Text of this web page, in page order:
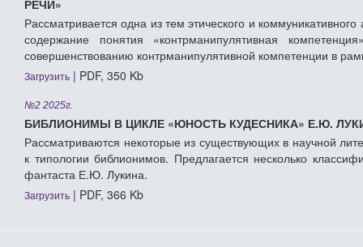
РЕЧИ»
Рассматривается одна из тем этического и
содержание понятия «контрманипулятивная
совершенствованию контрманипулятивной компетенции в
Загрузить | PDF, 350 Kb
№2 2025г.
БИБЛИОНИМЫ В ЦИКЛЕ «ЮНОСТЬ КУДЕСНИКА» Е.Ю.
Рассматриваются некоторые из существующих в научной
к типологии библионимов. Предлагается несколько
фантаста Е.Ю. Лукина.
Загрузить | PDF, 366 Kb